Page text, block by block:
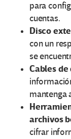
para
cuentas.
Disco
con un
se
Cables
mantenga
archivos
cifrar